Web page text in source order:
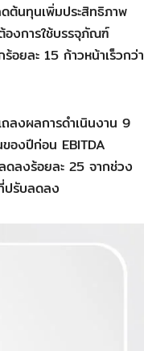
ต้นทุนเพิ่มประสิทธิภาพ
องการใช้บรรจุภัณฑ์
ยละ 15 ก้าวหน้าเร็วกว่า
ลงผลการดำเนินงาน 9
องปีก่อน EBITDA
ลงร้อยละ 25 จากช่วง
ปรับลดลง